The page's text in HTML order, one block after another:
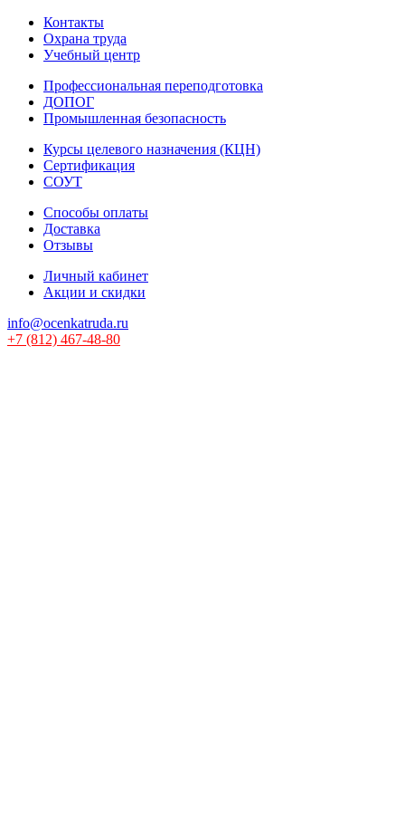
Контакты
Охрана труда
Учебный центр
Профессиональная переподготовка
ДОПОГ
Промышленная безопасность
Курсы целевого назначения (КЦН)
Сертификация
СОУТ
Способы оплаты
Доставка
Отзывы
Личный кабинет
Акции и скидки
info@ocenkatruda.ru
+7 (812) 467-48-80